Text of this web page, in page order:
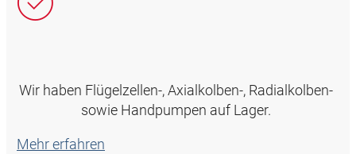
Wir haben Flügelzellen-, Axialkolben-, Radialkolben-
sowie Handpumpen auf Lager.
Mehr erfahren